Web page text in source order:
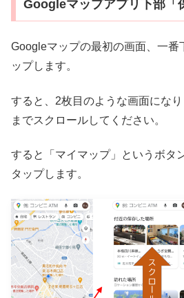
Googleマップアプリ下部「
Googleマップの最初の画面、一番
ップします。
すると、2枚目のような画面にな
までスクロールしてください。
すると「マイマップ」というボタ
タップします。